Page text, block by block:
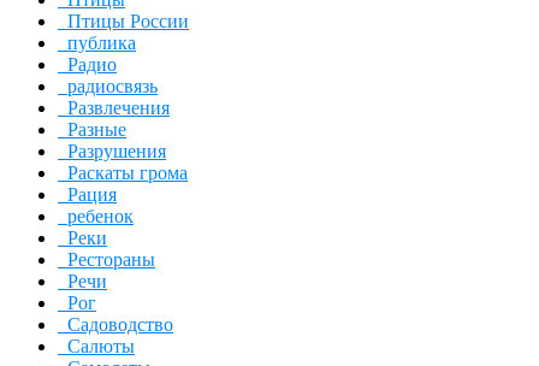
Птицы России
публика
Радио
радиосвязь
Развлечения
Разные
Разрушения
Раскаты грома
Рация
ребенок
Реки
Рестораны
Речи
Рог
Садоводство
Салюты